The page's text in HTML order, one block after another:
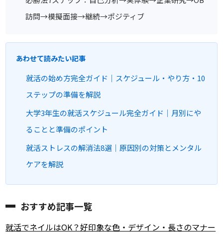
訪問→模擬面接→継続→ポジティブ
あわせて読みたい記事
就活の始め方完全ガイド｜スケジュール・やり方・10
ステップの準備を解説
大学3年生の就活スケジュール完全ガイド｜月別にや
ることと準備のポイント
就活ストレスの解消法8選｜原因別の対策とメンタル
ケアを解説
おすすめ記事一覧
就活でネイルはOK？好印象な色・デザイン・長さのマナー